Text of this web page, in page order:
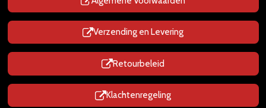
Verzending en Levering
Retourbeleid
Klachtenregeling